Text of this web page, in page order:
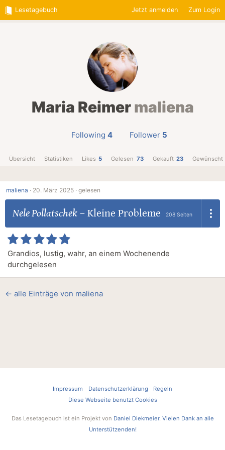
Lesetagebuch Jetzt anmelden Zum Login
Maria Reimermaliena
Following 4 Follower 5
Übersicht Statistiken Likes 5 Gelesen 73 Gekauft 23 Gewünscht
maliena · 20. März 2025 · gelesen
Nele Pollatschek– Kleine Probleme 208 Seiten
Grandios, lustig, wahr, an einem Wochenende
durchgelesen
← alle Einträge von maliena
Impressum Datenschutzerklärung
Regeln
Diese Webseite benutzt Cookies
Das Lesetagebuch ist ein Projekt von Daniel Diekmeier. Vielen Dank an alle
Unterstützenden!